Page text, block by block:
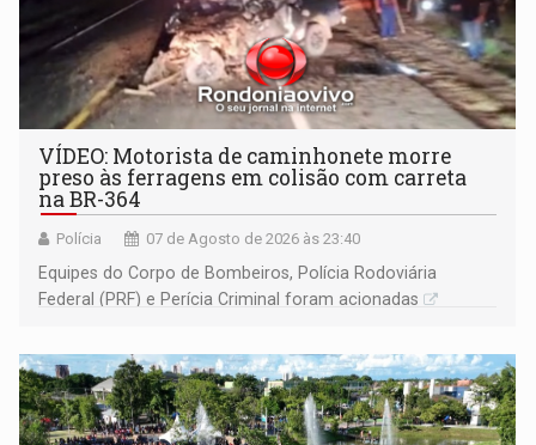
VÍDEO: Motorista de caminhonete morre
preso às ferragens em colisão com carreta
na BR-364
Polícia 07 de Agosto de 2026 às 23:40
Equipes do Corpo de Bombeiros, Polícia Rodoviária
Federal (PRF) e Perícia Criminal foram acionadas